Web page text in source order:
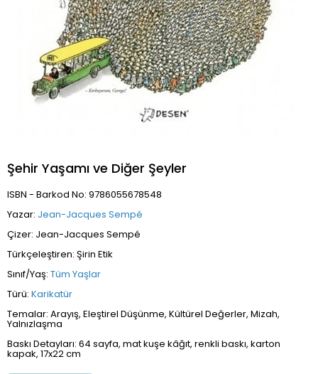
Şehir Yaşamı ve Diğer Şeyler
ISBN - Barkod No: 9786055678548
Yazar: Jean-Jacques Sempé
Çizer: Jean-Jacques Sempé
Türkçeleştiren: Şirin Etik
Sınıf/Yaş: Tüm Yaşlar
Türü: Karikatür
Temalar: Arayış, Eleştirel Düşünme, Kültürel Değerler, Mizah,
Yalnızlaşma
Baskı Detayları: 64 sayfa, mat kuşe kâğıt, renkli baskı, karton
kapak, 17x22 cm